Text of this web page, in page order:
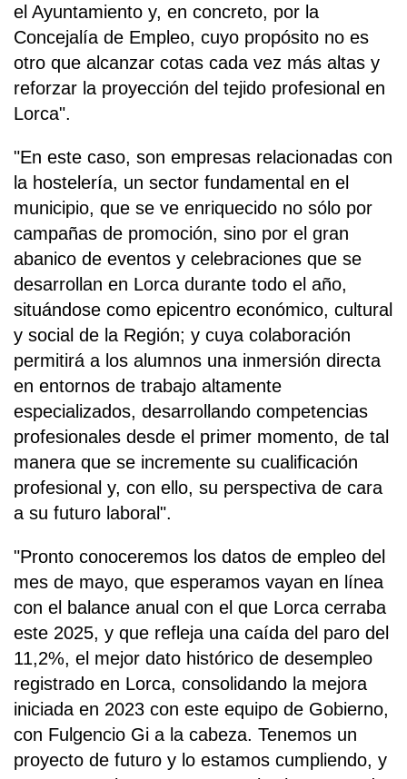
el Ayuntamiento y, en concreto, por la
Concejalía de Empleo, cuyo propósito no es
otro que alcanzar cotas cada vez más altas y
reforzar la proyección del tejido profesional en
Lorca".
"En este caso, son empresas relacionadas con
la hostelería, un sector fundamental en el
municipio, que se ve enriquecido no sólo por
campañas de promoción, sino por el gran
abanico de eventos y celebraciones que se
desarrollan en Lorca durante todo el año,
situándose como epicentro económico, cultural
y social de la Región; y cuya colaboración
permitirá a los alumnos una inmersión directa
en entornos de trabajo altamente
especializados, desarrollando competencias
profesionales desde el primer momento, de tal
manera que se incremente su cualificación
profesional y, con ello, su perspectiva de cara
a su futuro laboral".
"Pronto conoceremos los datos de empleo del
mes de mayo, que esperamos vayan en línea
con el balance anual con el que Lorca cerraba
este 2025, y que refleja una caída del paro del
11,2%, el mejor dato histórico de desempleo
registrado en Lorca, consolidando la mejora
iniciada en 2023 con este equipo de Gobierno,
con Fulgencio Gi a la cabeza. Tenemos un
proyecto de futuro y lo estamos cumpliendo, y